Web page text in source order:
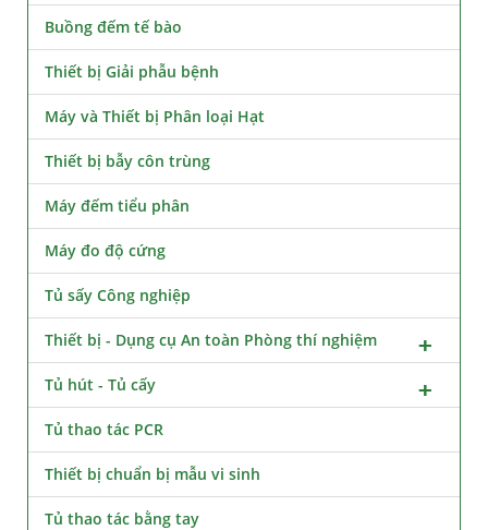
Buồng đếm tế bào
Thiết bị Giải phẫu bệnh
Máy và Thiết bị Phân loại Hạt
Thiết bị bẫy côn trùng
Máy đếm tiểu phân
Máy đo độ cứng
Tủ sấy Công nghiệp
Thiết bị - Dụng cụ An toàn Phòng thí nghiệm
Tủ hút - Tủ cấy
Tủ thao tác PCR
Thiết bị chuẩn bị mẫu vi sinh
Tủ thao tác bằng tay